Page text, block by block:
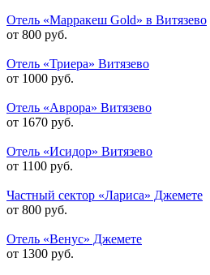
Отель «Марракеш Gold» в Витязево
от 800 руб.
Отель «Триера» Витязево
от 1000 руб.
Отель «Аврора» Витязево
от 1670 руб.
Отель «Исидор» Витязево
от 1100 руб.
Частный сектор «Лариса» Джемете
от 800 руб.
Отель «Венус» Джемете
от 1300 руб.